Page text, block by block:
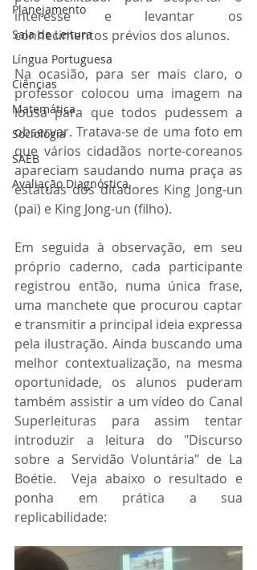
Planejamento
Sala de Leitura
Língua Portuguesa
Ciências
Matemática
Sociologia
SAEB
Avaliação Diagnóstica
interesse e levantar os
conhecimentos prévios dos alunos.
Na ocasião, para ser mais claro, o
professor colocou uma imagem na
lousa para que todos pudessem a
observar. Tratava-se de uma foto em
que vários cidadãos norte-coreanos
apareciam saudando numa praça as
estátuas dos ditadores King Jong-un
(pai) e King Jong-un (filho).
Em seguida à observação, em seu
próprio caderno, cada participante
registrou então, numa única frase,
uma manchete que procurou captar
e transmitir a principal ideia expressa
pela ilustração. Ainda buscando uma
melhor contextualização, na mesma
oportunidade, os alunos puderam
também assistir a um vídeo do Canal
Superleituras para assim tentar
introduzir a leitura do "Discurso
sobre a Servidão Voluntária" de La
Boétie.  Veja abaixo o resultado e
ponha em prática a sua
replicabilidade: